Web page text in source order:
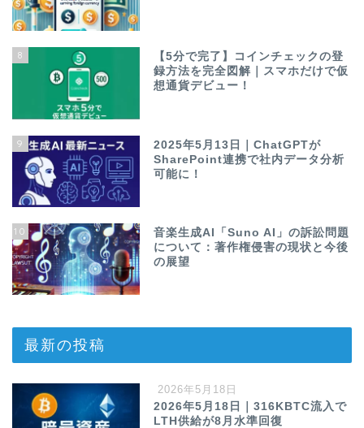
8
【5分で完了】コインチェックの登
録方法を完全図解｜スマホだけで仮
想通貨デビュー！
9
2025年5月13日｜ChatGPTが
SharePoint連携で社内データ分析
可能に！
10
音楽生成AI「Suno AI」の訴訟問題
について：著作権侵害の現状と今後
の展望
最新の投稿
2026年5月18日
2026年5月18日｜316KBTC流入で
LTH供給が8月水準回復